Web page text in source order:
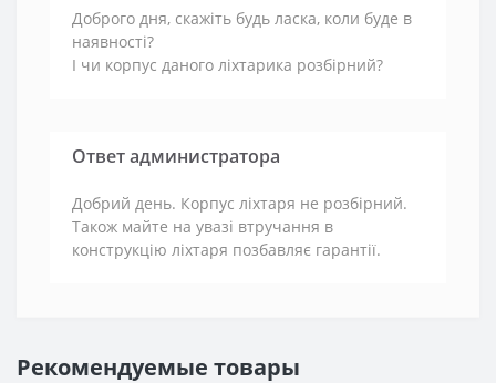
Доброго дня, скажіть будь ласка, коли буде в
наявності?
І чи корпус даного ліхтарика розбірний?
Ответ администратора
Добрий день. Корпус ліхтаря не розбірний.
Також майте на увазі втручання в
конструкцію ліхтаря позбавляє гарантії.
Рекомендуемые товары